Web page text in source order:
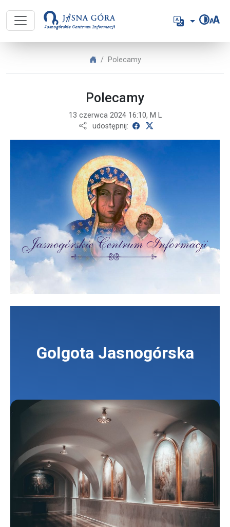
Język
Jasnogórskie Centrum Informacji
Jasnogórskie Centrum Informacji
Polecamy
Polecamy
13 czerwca 2024 16:10, M L
udostępnij:
udostępnij na Facebooku
Golgota Jasnogórska